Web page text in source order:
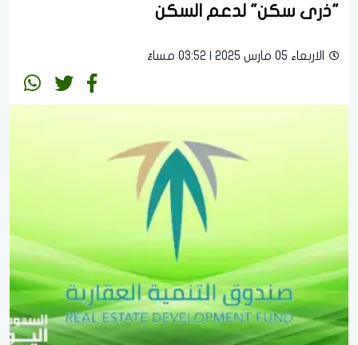
"ذرى سكن" لدعم السكن
الاربعاء 05 مارس 2025 | 03:52 مساءً